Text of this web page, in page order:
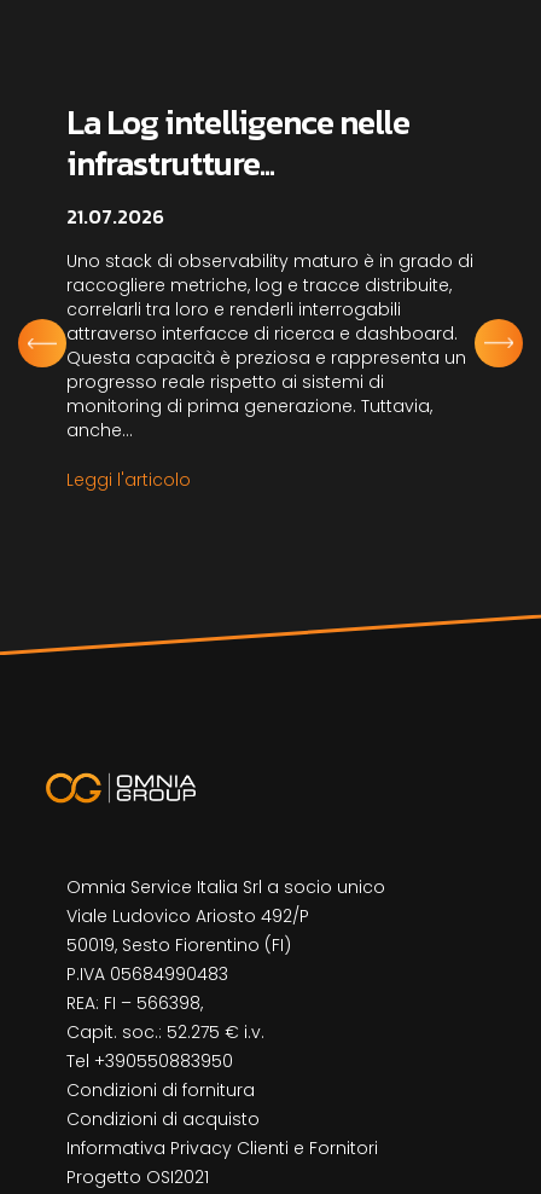
La Log intelligence nelle
infrastrutture...
21.07.2026
Uno stack di observability maturo è in grado di
raccogliere metriche, log e tracce distribuite,
correlarli tra loro e renderli interrogabili
attraverso interfacce di ricerca e dashboard.
Questa capacità è preziosa e rappresenta un
progresso reale rispetto ai sistemi di
monitoring di prima generazione. Tuttavia,
anche...
Leggi l'articolo
Omnia Service Italia Srl a socio unico
Viale Ludovico Ariosto 492/P
50019, Sesto Fiorentino (FI)
P.IVA 05684990483
REA: FI – 566398,
Capit. soc.: 52.275 € i.v.
Tel +390550883950
Condizioni di fornitura
Condizioni di acquisto
Informativa Privacy Clienti e Fornitori
Progetto OSI2021